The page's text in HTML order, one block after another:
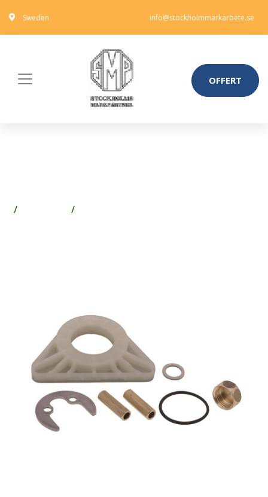
Sweden info@stockholmmarkarbete.se
OFFERT